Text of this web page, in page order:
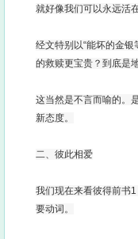
就好像我们可以永远活
经文特别以“能坏的金
的救赎更宝贵？到底是
这当然是不言而喻的。
新态度。
二、彼此相爱
我们现在来看彼得前书
要动词。